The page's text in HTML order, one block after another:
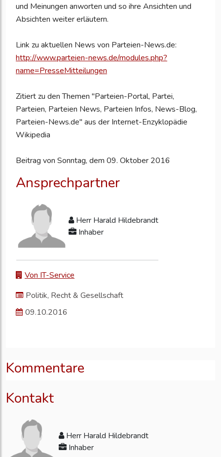
und Meinungen anworten und so ihre Ansichten und
Absichten weiter erläutern.
Link zu aktuellen News von Parteien-News.de:
http://www.parteien-news.de/modules.php?
name=PresseMitteilungen
Zitiert zu den Themen "Parteien-Portal, Partei,
Parteien, Parteien News, Parteien Infos, News-Blog,
Parteien-News.de" aus der Internet-Enzyklopädie
Wikipedia
Beitrag von Sonntag, dem 09. Oktober 2016
Ansprechpartner
Herr Harald Hildebrandt
Inhaber
Von IT-Service
Politik, Recht & Gesellschaft
09.10.2016
Kommentare
Kontakt
Herr Harald Hildebrandt
Inhaber